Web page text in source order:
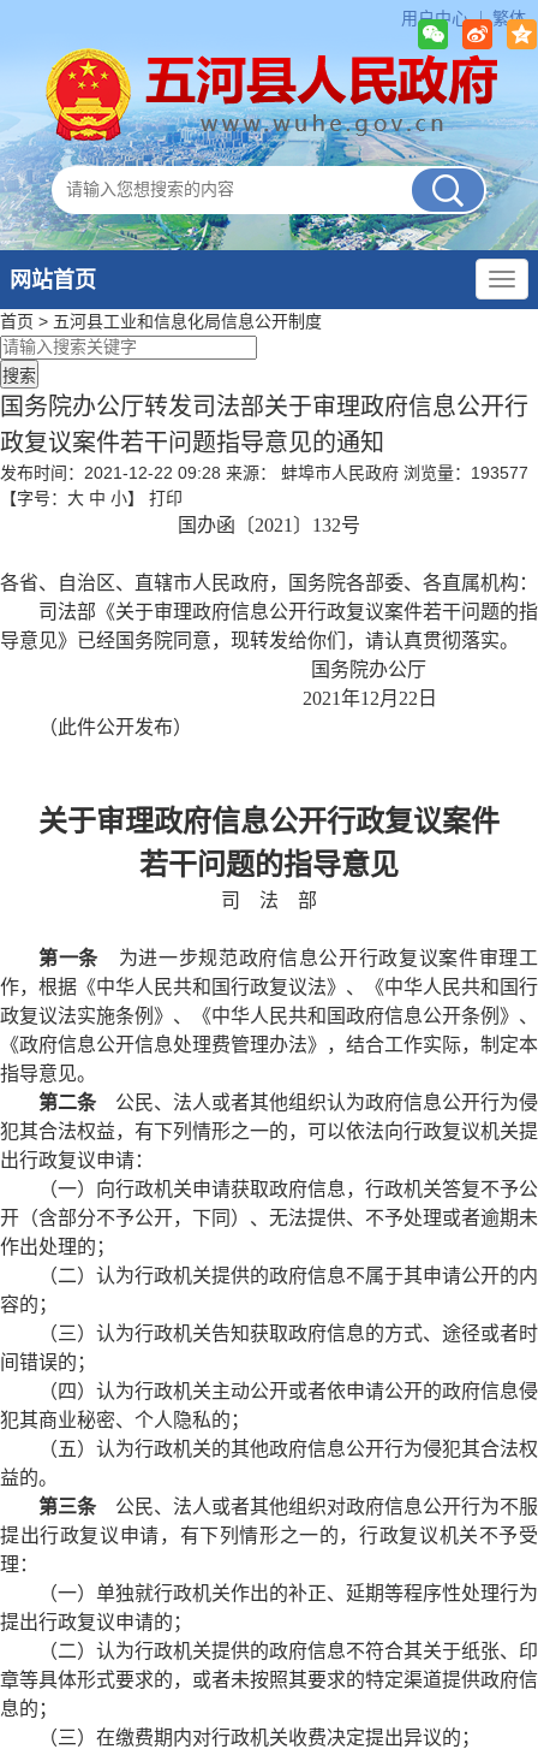
用户中心 繁体
网站首页
首页 > 五河县工业和信息化局信息公开制度
国务院办公厅转发司法部关于审理政府信息公开行
政复议案件若干问题指导意见的通知
发布时间：2021-12-22 09:28 来源： 蚌埠市人民政府 浏览量： 193577
【字号： 大 中 小】 打印
国办函〔2021〕132号
各省、自治区、直辖市人民政府，国务院各部委、各直属机构：
司法部《关于审理政府信息公开行政复议案件若干问题的指
导意见》已经国务院同意，现转发给你们，请认真贯彻落实。
国务院办公厅
2021年12月22日
（此件公开发布）
关于审理政府信息公开行政复议案件
若干问题的指导意见
司 法 部
第一条 为进一步规范政府信息公开行政复议案件审理工
作，根据《中华人民共和国行政复议法》、《中华人民共和国行
政复议法实施条例》、《中华人民共和国政府信息公开条例》、
《政府信息公开信息处理费管理办法》，结合工作实际，制定本
指导意见。
第二条公民、法人或者其他组织认为政府信息公开行为侵
犯其合法权益，有下列情形之一的，可以依法向行政复议机关提
出行政复议申请：
（一）向行政机关申请获取政府信息，行政机关答复不予公
开（含部分不予公开，下同）、无法提供、不予处理或者逾期未
作出处理的；
（二）认为行政机关提供的政府信息不属于其申请公开的内
容的；
（三）认为行政机关告知获取政府信息的方式、途径或者时
间错误的；
（四）认为行政机关主动公开或者依申请公开的政府信息侵
犯其商业秘密、个人隐私的；
（五）认为行政机关的其他政府信息公开行为侵犯其合法权
益的。
第三条公民、法人或者其他组织对政府信息公开行为不服
提出行政复议申请，有下列情形之一的，行政复议机关不予受
理：
（一）单独就行政机关作出的补正、延期等程序性处理行为
提出行政复议申请的；
（二）认为行政机关提供的政府信息不符合其关于纸张、印
章等具体形式要求的，或者未按照其要求的特定渠道提供政府信
息的；
（三）在缴费期内对行政机关收费决定提出异议的；